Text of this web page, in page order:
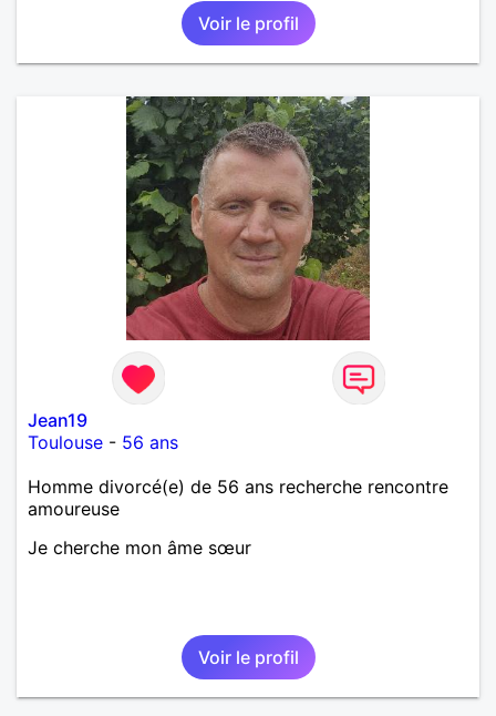
Voir le profil
Jean19
Toulouse - 56 ans
Homme divorcé(e) de 56 ans recherche rencontre
amoureuse
Je cherche mon âme sœur
Voir le profil